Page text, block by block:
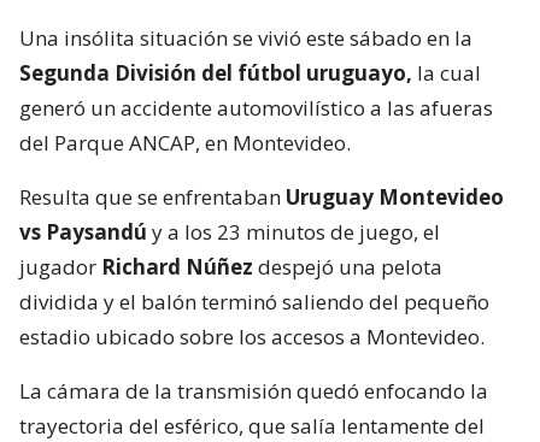
Una insólita situación se vivió este sábado en la
Segunda División del fútbol uruguayo, la cual
generó un accidente automovilístico a las afueras
del Parque ANCAP, en Montevideo.
Resulta que se enfrentaban Uruguay Montevideo
vs Paysandú y a los 23 minutos de juego, el
jugador Richard Núñez despejó una pelota
dividida y el balón terminó saliendo del pequeño
estadio ubicado sobre los accesos a Montevideo.
La cámara de la transmisión quedó enfocando la
trayectoria del esférico, que salía lentamente del